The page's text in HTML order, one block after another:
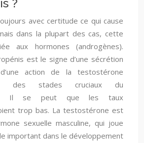
?
avec certitude ce qui cause
dans la plupart des cas, cette
aux hormones (androgènes).
est le signe d’une sécrétion
action de la testostérone
des stades cruciaux du
Il se peut que les taux
trop bas. La testostérone est
sexuelle masculine, qui joue
important dans le développement